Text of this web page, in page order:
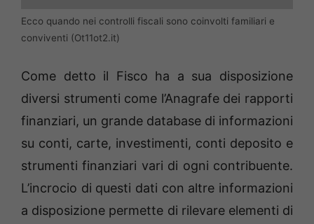
Ecco quando nei controlli fiscali sono coinvolti familiari e
conviventi (Ot11ot2.it)
Come detto il Fisco ha a sua disposizione
diversi strumenti come l’Anagrafe dei rapporti
finanziari, un grande database di informazioni
su conti, carte, investimenti, conti deposito e
strumenti finanziari vari di ogni contribuente.
L’incrocio di questi dati con altre informazioni
a disposizione permette di rilevare elementi di